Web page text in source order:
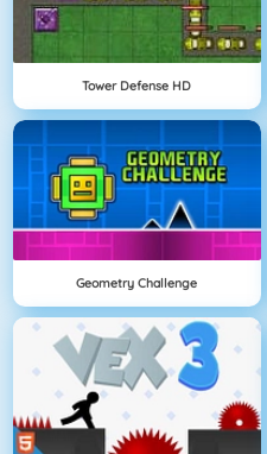
Tower Defense HD
Geometry Challenge